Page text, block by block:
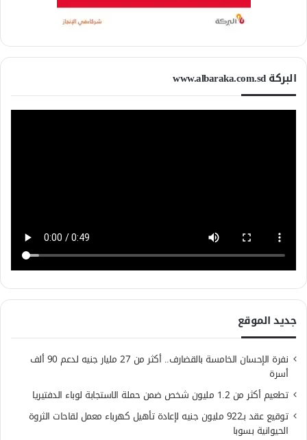
البركة www.albaraka.com.sd
جديد الموقع
نفرة الإحسان الخامسة بالقضارف.. أكثر من 27 مليار جنيه لدعم 90 ألف
أسرة
تطعيم أكثر من 1.2 مليون شخص ضمن حملة الاستجابة لوباء الدفتيريا
توقيع عقد بـ922 مليون جنيه لإعادة تأهيل كهرباء معمل لقاحات الثروة
الحيوانية بسوبا